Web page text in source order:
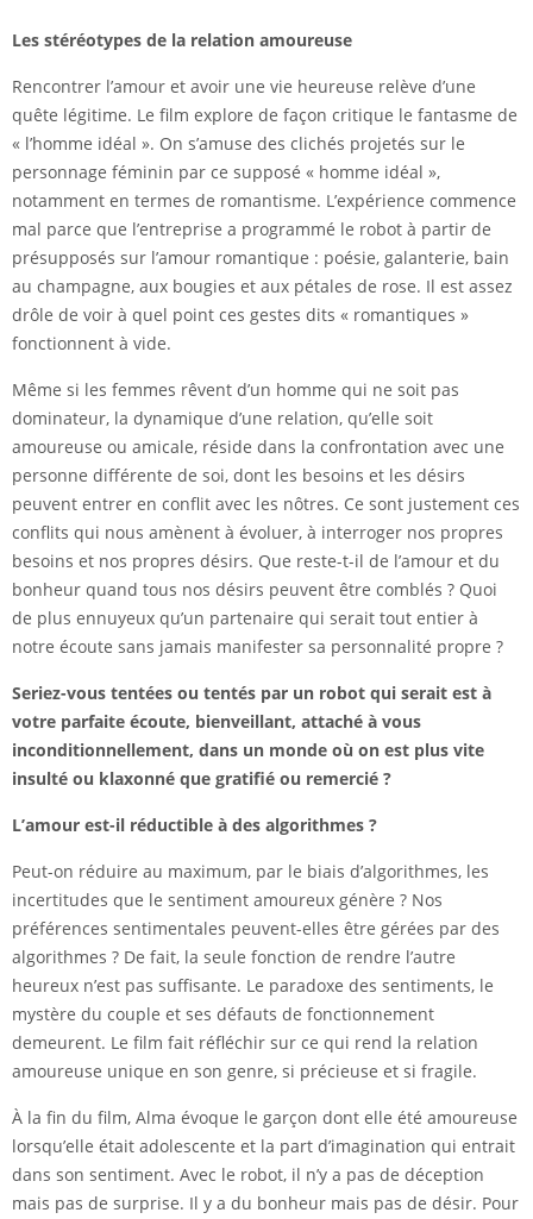
Les stéréotypes de la relation amoureuse
Rencontrer l’amour et avoir une vie heureuse relève d’une
quête légitime. Le film explore de façon critique le fantasme de
« l’homme idéal ». On s’amuse des clichés projetés sur le
personnage féminin par ce supposé « homme idéal »,
notamment en termes de romantisme. L’expérience commence
mal parce que l’entreprise a programmé le robot à partir de
présupposés sur l’amour romantique : poésie, galanterie, bain
au champagne, aux bougies et aux pétales de rose. Il est assez
drôle de voir à quel point ces gestes dits « romantiques »
fonctionnent à vide.
Même si les femmes rêvent d’un homme qui ne soit pas
dominateur, la dynamique d’une relation, qu’elle soit
amoureuse ou amicale, réside dans la confrontation avec une
personne différente de soi, dont les besoins et les désirs
peuvent entrer en conflit avec les nôtres. Ce sont justement ces
conflits qui nous amènent à évoluer, à interroger nos propres
besoins et nos propres désirs. Que reste-t-il de l’amour et du
bonheur quand tous nos désirs peuvent être comblés ? Quoi
de plus ennuyeux qu’un partenaire qui serait tout entier à
notre écoute sans jamais manifester sa personnalité propre ?
Seriez-vous tentées ou tentés par un robot qui serait est à
votre parfaite écoute, bienveillant, attaché à vous
inconditionnellement, dans un monde où on est plus vite
insulté ou klaxonné que gratifié ou remercié ?
L’amour est-il réductible à des algorithmes ?
Peut-on réduire au maximum, par le biais d’algorithmes, les
incertitudes que le sentiment amoureux génère ? Nos
préférences sentimentales peuvent-elles être gérées par des
algorithmes ? De fait, la seule fonction de rendre l’autre
heureux n’est pas suffisante. Le paradoxe des sentiments, le
mystère du couple et ses défauts de fonctionnement
demeurent. Le film fait réfléchir sur ce qui rend la relation
amoureuse unique en son genre, si précieuse et si fragile.
À la fin du film, Alma évoque le garçon dont elle été amoureuse
lorsqu’elle était adolescente et la part d’imagination qui entrait
dans son sentiment. Avec le robot, il n’y a pas de déception
mais pas de surprise. Il y a du bonheur mais pas de désir. Pour